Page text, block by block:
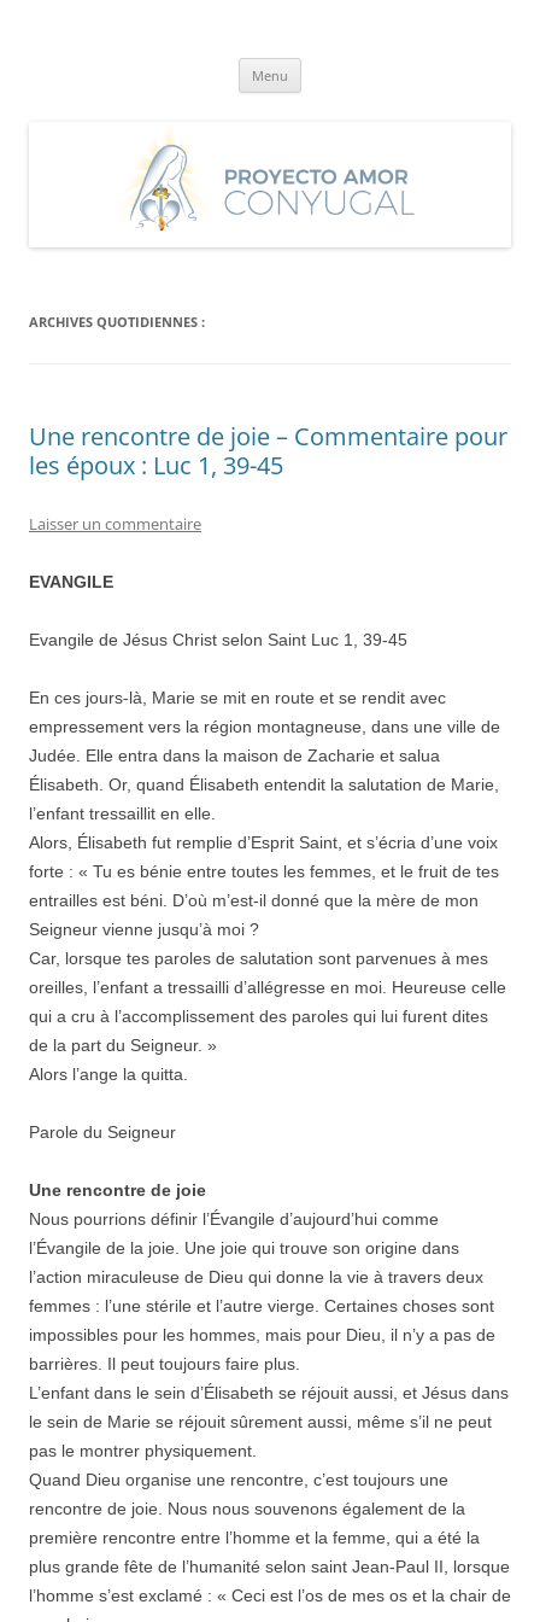
Menu
ARCHIVES QUOTIDIENNES :
Une rencontre de joie – Commentaire pour
les époux : Luc 1, 39-45
Laisser un commentaire
EVANGILE
Evangile de Jésus Christ selon Saint Luc 1, 39-45
En ces jours-là, Marie se mit en route et se rendit avec
empressement vers la région montagneuse, dans une ville de
Judée. Elle entra dans la maison de Zacharie et salua
Élisabeth. Or, quand Élisabeth entendit la salutation de Marie,
l’enfant tressaillit en elle.
Alors, Élisabeth fut remplie d’Esprit Saint, et s’écria d’une voix
forte : « Tu es bénie entre toutes les femmes, et le fruit de tes
entrailles est béni. D’où m’est-il donné que la mère de mon
Seigneur vienne jusqu’à moi ?
Car, lorsque tes paroles de salutation sont parvenues à mes
oreilles, l’enfant a tressailli d’allégresse en moi. Heureuse celle
qui a cru à l’accomplissement des paroles qui lui furent dites
de la part du Seigneur. »
Alors l’ange la quitta.
Parole du Seigneur
Une rencontre de joie
Nous pourrions définir l’Évangile d’aujourd’hui comme
l’Évangile de la joie. Une joie qui trouve son origine dans
l’action miraculeuse de Dieu qui donne la vie à travers deux
femmes : l’une stérile et l’autre vierge. Certaines choses sont
impossibles pour les hommes, mais pour Dieu, il n’y a pas de
barrières. Il peut toujours faire plus.
L’enfant dans le sein d’Élisabeth se réjouit aussi, et Jésus dans
le sein de Marie se réjouit sûrement aussi, même s’il ne peut
pas le montrer physiquement.
Quand Dieu organise une rencontre, c’est toujours une
rencontre de joie. Nous nous souvenons également de la
première rencontre entre l’homme et la femme, qui a été la
plus grande fête de l’humanité selon saint Jean-Paul II, lorsque
l’homme s’est exclamé : « Ceci est l’os de mes os et la chair de